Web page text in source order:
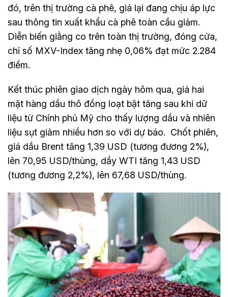
đó, trên thị trường cà phê, giá lại đang chịu áp lực
sau thông tin xuất khẩu cà phê toàn cầu giảm.
Diễn biến giằng co trên toàn thị trường, đóng cửa,
chỉ số MXV-Index tăng nhẹ 0,06% đạt mức 2.284
điểm.
Kết thúc phiên giao dịch ngày hôm qua, giá hai
mặt hàng dầu thô đồng loạt bật tăng sau khi dữ
liệu từ Chính phủ Mỹ cho thấy lượng dầu và nhiên
liệu sụt giảm nhiều hơn so với dự báo. Chốt phiên,
giá dầu Brent tăng 1,39 USD (tương đương 2%),
lên 70,95 USD/thùng, dầy WTI tăng 1,43 USD
(tương đương 2,2%), lên 67,68 USD/thùng.